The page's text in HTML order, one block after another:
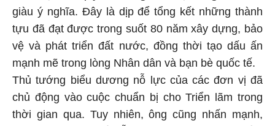
giàu ý nghĩa. Đây là dịp để tổng kết những thành
tựu đã đạt được trong suốt 80 năm xây dựng, bảo
vệ và phát triển đất nước, đồng thời tạo dấu ấn
mạnh mẽ trong lòng Nhân dân và bạn bè quốc tế.
Thủ tướng biểu dương nỗ lực của các đơn vị đã
chủ động vào cuộc chuẩn bị cho Triển lãm trong
thời gian qua. Tuy nhiên, ông cũng nhấn mạnh,